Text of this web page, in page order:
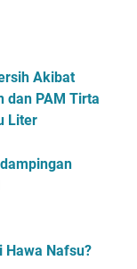
Akibat
dan PAM Tirta
Liter
Hawa Nafsu?